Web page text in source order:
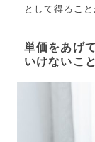
として得るこ
単価をあげ
いけないこ